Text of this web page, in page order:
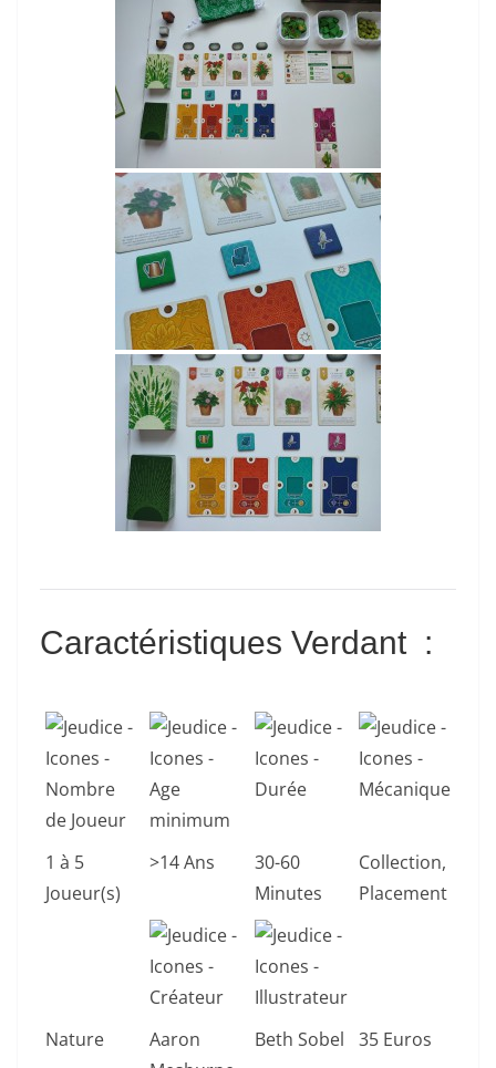
Caractéristiques Verdant :
1 à 5
Joueur(s)
>14 Ans
30-60
Minutes
Collection,
Placement
Nature
Aaron
Beth Sobel 35 Euros